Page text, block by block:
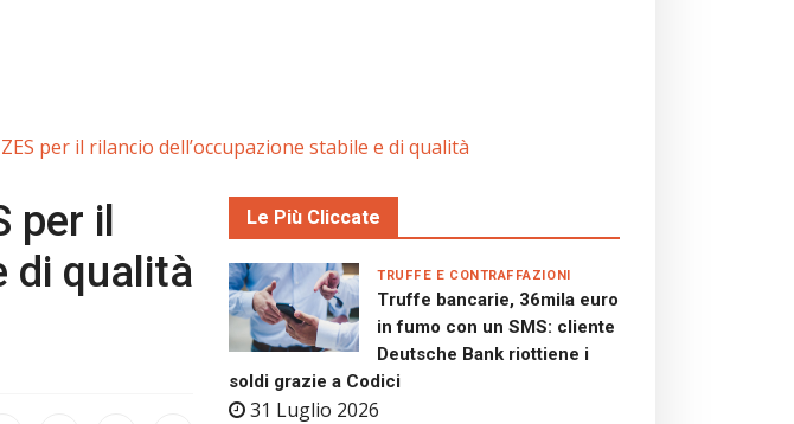
per il rilancio dell’occupazione stabile e di qualità
per il
di qualità
Le Più Cliccate
Truffe bancarie, 36mila euro
in fumo con un SMS: cliente
Deutsche Bank riottiene i
soldi grazie a Codici
31 Luglio 2026
TRUFFE E CONTRAFFAZIONI